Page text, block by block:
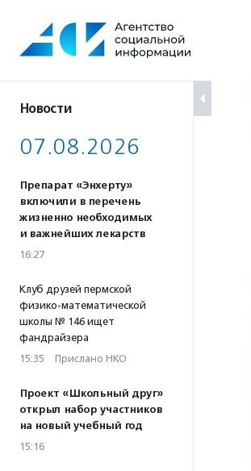
содержанию
Новости
07.08.2026
Препарат «Энхерту»
включили в перечень
жизненно необходимых
и важнейших лекарств
16:27
Клуб друзей пермской
физико-математической
школы № 146 ищет
фандрайзера
15:35 · Прислано НКО
Проект «Школьный друг»
открыл набор участников
на новый учебный год
15:16